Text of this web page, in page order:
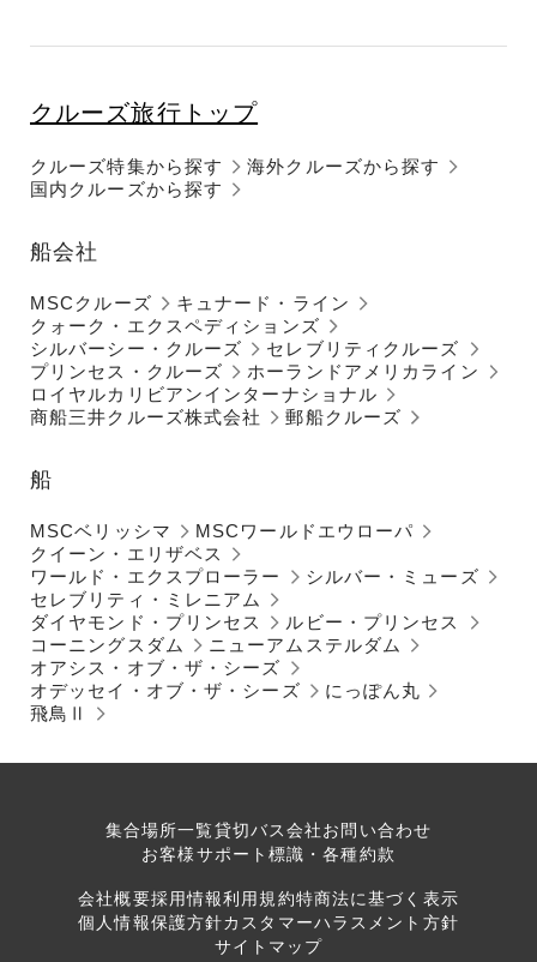
クルーズ旅行トップ
クルーズ特集から探す
国内クルーズから探す
海外クルーズから探す
船会社
MSCクルーズ
キュナード・ライン
クォーク・エクスペディションズ
シルバーシー・クルーズ
セレブリティクルーズ
プリンセス・クルーズ
ホーランドアメリカライン
ロイヤルカリビアンインターナショナル
商船三井クルーズ株式会社
郵船クルーズ
船
MSCベリッシマ
MSCワールドエウローパ
クイーン・エリザベス
ワールド・エクスプローラー
シルバー・ミューズ
セレブリティ・ミレニアム
ダイヤモンド・プリンセス
ルビー・プリンセス
コーニングスダム
ニューアムステルダム
オアシス・オブ・ザ・シーズ
オデッセイ・オブ・ザ・シーズ
にっぽん丸
飛鳥Ⅱ
集合場所一覧貸切バス会社お問い合わせ
お客様サポート 標識・各種約款
会社概要採用情報利用規約特商法に基づく表示
個人情報保護方針カスタマーハラスメント方針
サイトマップ